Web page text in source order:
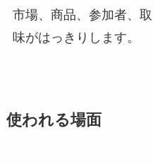
市場、商品、参加者、
味がはっきりします。
使われる場面